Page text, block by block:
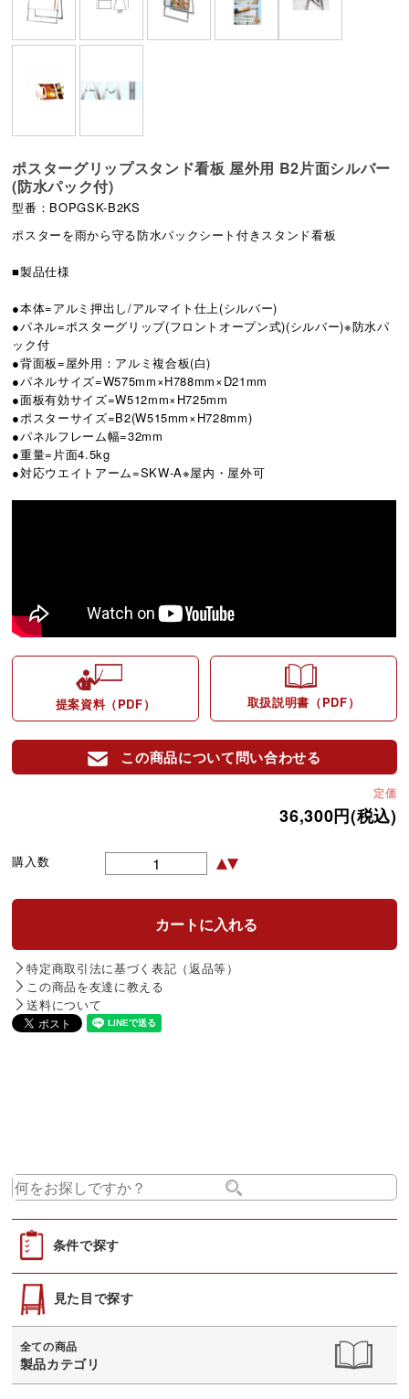
ポスターグリップスタンド看板 屋外用 B2片面シルバー
(防水パック付)
型番：BOPGSK-B2KS
ポスターを雨から守る防水パックシート付きスタンド看板
■製品仕様
●本体=アルミ押出し/アルマイト仕上(シルバー)
●パネル=ポスターグリップ(フロントオープン式)(シルバー)※防水パ
ック付
●背面板=屋外用：アルミ複合板(白)
●パネルサイズ=W575mm×H788mm×D21mm
●面板有効サイズ=W512mm×H725mm
●ポスターサイズ=B2(W515mm×H728mm)
●パネルフレーム幅=32mm
●重量=片面4.5kg
●対応ウエイトアーム=SKW-A※屋内・屋外可
提案資料（PDF） 取扱説明書（PDF）
この商品について問い合わせる
定価
36,300円(税込)
購入数
特定商取引法に基づく表記（返品等）
この商品を友達に教える
送料について
条件で探す
見た目で探す
全ての商品
製品カテゴリ